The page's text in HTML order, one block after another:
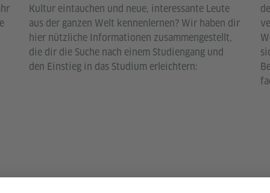
Kultur eintauchen und neue, interessante Leute
aus der ganzen Welt kennenlernen? Wir haben dir
hier nützliche Informationen zusammengestellt,
die dir die Suche nach einem Studiengang und
den Einstieg in das Studium erleichtern: